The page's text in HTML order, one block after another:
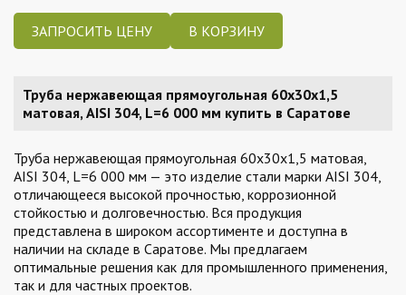
ЗАПРОСИТЬ ЦЕНУ
Труба нержавеющая прямоугольная 60х30х1,5
матовая, AISI 304, L=6 000 мм купить в Саратове
Труба нержавеющая прямоугольная 60х30х1,5 матовая,
AISI 304, L=6 000 мм — это изделие стали марки AISI 304,
отличающееся высокой прочностью, коррозионной
стойкостью и долговечностью. Вся продукция
представлена в широком ассортименте и доступна в
наличии на складе в Саратове. Мы предлагаем
оптимальные решения как для промышленного применения,
так и для частных проектов.